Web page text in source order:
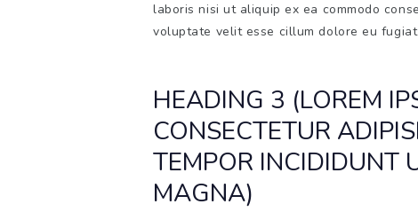
laboris nisi ut aliquip ex ea commodo
voluptate velit esse cillum dolore eu
HEADING 3 (LOREM
CONSECTETUR
TEMPOR INCIDIDUNT
MAGNA)